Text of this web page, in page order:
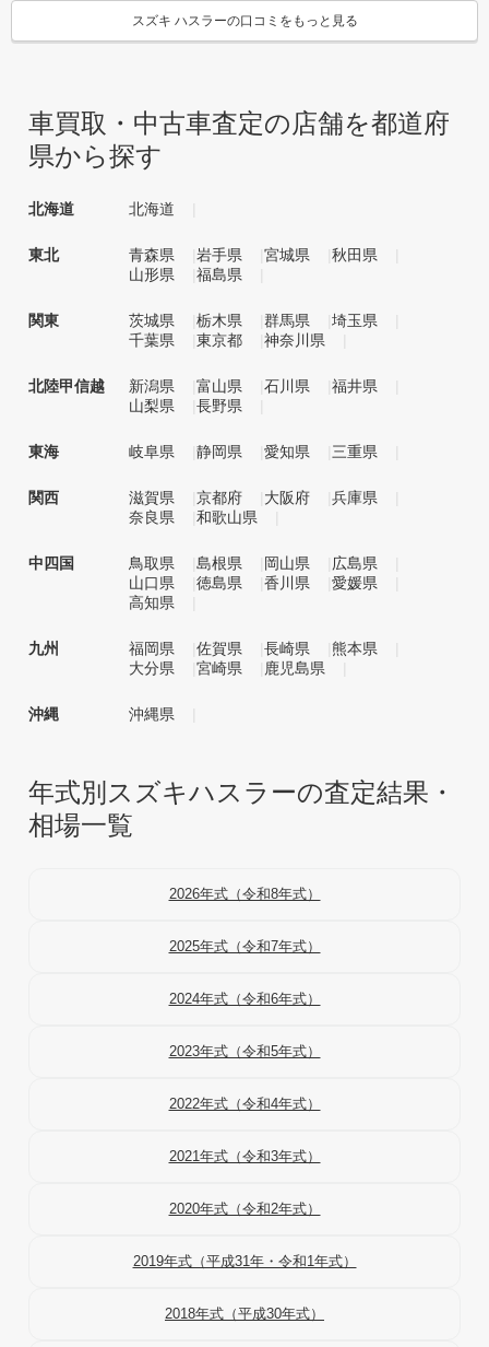
スズキ ハスラーの口コミをもっと見る
車買取・中古車査定の店舗を都道府
県から探す
北海道 北海道
東北 青森県 岩手県 宮城県
秋田県
山形県
福島県
関東 茨城県 栃木県 群馬県
埼玉県
千葉県
東京都 神奈川県
北陸甲信越 新潟県 富山県 石川県
福井県
山梨県
長野県
東海 岐阜県 静岡県 愛知県 三重県
関西 滋賀県 京都府 大阪府
兵庫県
奈良県
和歌山県
中四国 鳥取県 島根県 岡山県
広島県
山口県
徳島県 香川県
愛媛県
高知県
九州 福岡県 佐賀県 長崎県
熊本県
大分県
宮崎県 鹿児島県
沖縄 沖縄県
年式別スズキハスラーの査定結果・
相場一覧
2026年式（令和8年式）
2025年式（令和7年式）
2024年式（令和6年式）
2023年式（令和5年式）
2022年式（令和4年式）
2021年式（令和3年式）
2020年式（令和2年式）
2019年式（平成31年・令和1年式）
2018年式（平成30年式）